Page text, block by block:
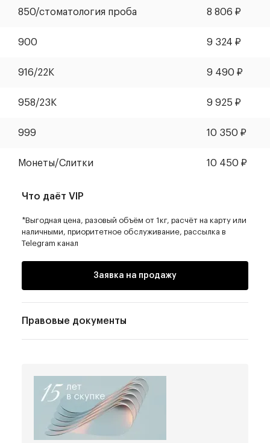
850/стоматология проба 8 806 ₽
900 9 324 ₽
916/22К 9 490 ₽
958/23К 9 925 ₽
999 10 350 ₽
Монеты/Слитки 10 450 ₽
Что даёт VIP
*Выгодная цена, разовый объём от 1кг, расчёт на карту или
наличными, приоритетное обслуживание, рассылка в
Telegram канал
Заявка на продажу
Правовые документы